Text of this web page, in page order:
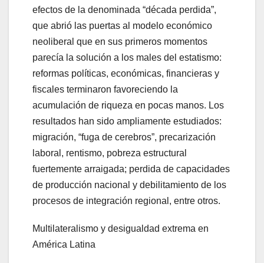
efectos de la denominada “década perdida”,
que abrió las puertas al modelo económico
neoliberal que en sus primeros momentos
parecía la solución a los males del estatismo:
reformas políticas, económicas, financieras y
fiscales terminaron favoreciendo la
acumulación de riqueza en pocas manos. Los
resultados han sido ampliamente estudiados:
migración, “fuga de cerebros”, precarización
laboral, rentismo, pobreza estructural
fuertemente arraigada; perdida de capacidades
de producción nacional y debilitamiento de los
procesos de integración regional, entre otros.
Multilateralismo y desigualdad extrema en
América Latina